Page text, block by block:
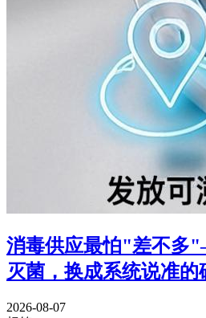
消毒供应最怕"差不
灭菌，换成系统说准的
2026-08-07